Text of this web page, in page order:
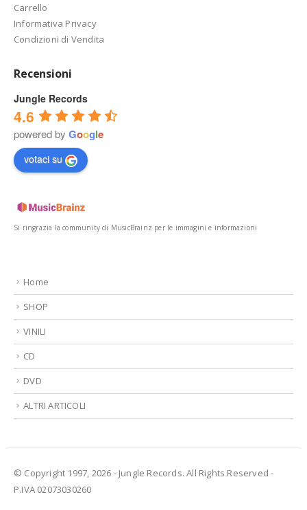
Carrello
Informativa Privacy
Condizioni di Vendita
Recensioni
Jungle Records
4.6
powered by Google
votaci su
Si ringrazia la community di MusicBrainz per le immagini e informazioni
Home
SHOP
VINILI
CD
DVD
ALTRI ARTICOLI
© Copyright 1997, 2026 - Jungle Records. All Rights Reserved -
P.IVA 02073030260